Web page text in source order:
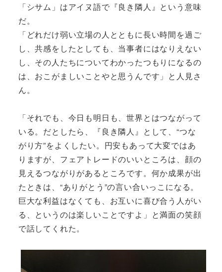
「シサム」はアイヌ語で『良き隣人』という意味
だ。
「どれだけ弱い立場の人とともに長い時間を過ご
し、共感をしたとしても、当事者にはなりえない
し、その人たちについてわかったつもりになるの
は、おこがましいことやと思うんです」と人見さ
ん。
「それでも、今日も明日も、世界とはつながって
いる。だとしたら、『良き隣人』として、“つな
がり方”をよくしたい。円安もあって大変ではあ
りますが、フェアトレードのいいところは、顔の
見えるつながりがあるところです。何か成果が出
たときは、“ありがとう”の言い合いっこになる。
巨大な利益はなくても、お互いに喜び合う人がい
る、というのは楽しいことですよ」と満面の笑顔
で話してくれた。